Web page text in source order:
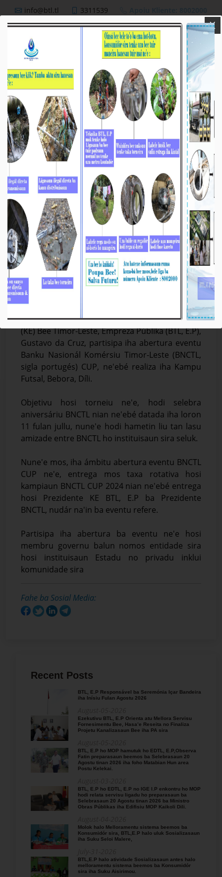
info@btl.tl 3311539
Nutisia
𝐁𝐓𝐋, 𝐄.𝐏 𝐏𝐚𝐫𝐭𝐢𝐬𝐢𝐩𝐚 𝐢𝐡𝐚 𝐀𝐛𝐞𝐫𝐭𝐮𝐫𝐚 𝐄𝐯𝐞𝐧𝐭𝐮 𝐁𝐍𝐂𝐓𝐋
𝐂𝐔𝐏
Díli, 14/06/2025. Prezidente Komisaun Ezekutiva
(KE) Bee Timor-Leste, Empreza Públika (BTL, E.P),
Gustavo da Cruz, partisipa iha abertura eventu
Banku Nasionál Komérsiu Timor-Leste (BNCTL,
sigla portugés) CUP, ne'ebé realiza iha Kampu
Futsal, Bebora, Díli.
Objetivu hosi torneiu ne'e, hodi selebra
aniversáriu BNCTL nian ne'ebé datada iha loron
11 fulan jullu, nune'e hodi hametin liu tan lasu
amizade entre BNCTL ho instituisaun sira seluk.
Nune'e mos, iha ámbitu abertura eventu BNCTL
CUP ne'e, entrega mos taxa rotativa hosi
kampiaun BNCTL CUP 2024 nian ne'ebé entrega
hosi Prezidente KE BTL, E.P ba Prezidente
BNCTL, nudár na'in ba eventu refere.
Partisipa iha abertura ba eventu ne'e hosi
membru governu balun nomos entidade sira
hosi instituisaun Estadu no privadu inklui
komunidade sira
Fahe ba Sosial Media:
Recent Posts
BTL, E.P Responsável ba Seremónia Içar Bandeira
iha Inísiu Fulan Agostu 2026
Ezekutivu BTL, E.P Orienta atu Mellora Servisu
Fornesimentu Bee, Hasa’e Reseita no Finaliza
Projetu Kanalizasaun Bee iha PA sira
BTL, E.P ho MOP hamutuk ho EDTL, E.P,Observa
Fatin preparasaun beemos ba Selebrasaun 20
Agostu tinan 2026 iha foho Matabian Hun area
Postu Kelekai.
BTL, E.P ho EDTL, E.P no IGE I.P enkontru ho MOP
hodi relata servisu ligadu ho preparasaun ba
Selebrasaun 20 Agostu tinan 2026 ba Ministro
Obras Públikas iha Edifisiu MOP Kaikoli Dili.
Molok halo Melloramentu sistema beemos ba
Konsumidór sira, BTL,E.P halo uluk Sosializasaun
iha Suku Seloi Malere,
BTL,E.P halo atividade Sosializasaun antes halo
melloramentu sistema beemos ba Konsumidór
sira iha Suku Aisirimou.
X